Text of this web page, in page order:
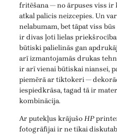
fritēšana — no ārpuses viss ir
atkal palicis neizcepies. Un
nelabumam, bet tāpat viss
ir divas ļoti lielas
būtiski palielinās gan
arī izmantojamās drukas
ir arī vienai būtiskai niansei,
piemērā ar tiktokeri —
iespiedkrāsa, tagad tā ir
kombinācija.
Ar putekļus krājušoHP
fotogrāfijai ir ne tikai